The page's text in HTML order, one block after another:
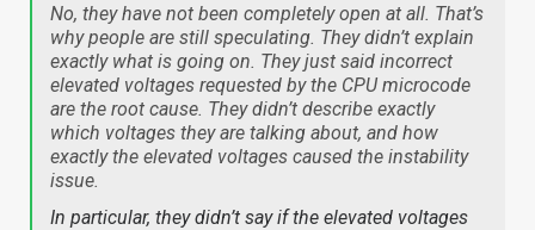
No, they have not been completely open at all. That’s
why people are still speculating. They didn’t explain
exactly what is going on. They just said incorrect
elevated voltages requested by the CPU microcode
are the root cause. They didn’t describe exactly
which voltages they are talking about, and how
exactly the elevated voltages caused the instability
issue.
In particular, they didn’t say if the elevated voltages